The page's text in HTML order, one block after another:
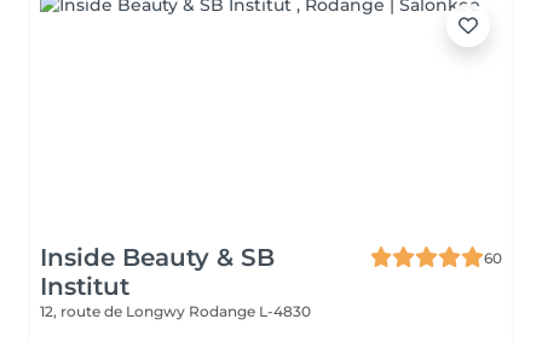
Inside Beauty & SB
Institut
60
12, route de Longwy Rodange L-4830